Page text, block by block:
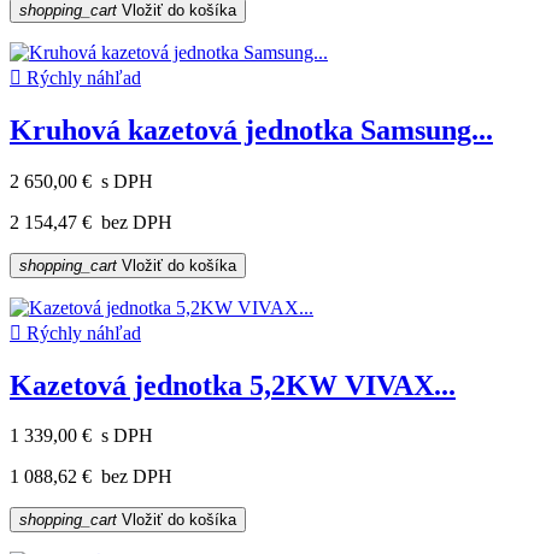
shopping_cart Vložiť do košíka
 Rýchly náhľad
Kruhová kazetová jednotka Samsung...
2 650,00 € s DPH
2 154,47 € bez DPH
shopping_cart Vložiť do košíka
 Rýchly náhľad
Kazetová jednotka 5,2KW VIVAX...
1 339,00 € s DPH
1 088,62 € bez DPH
shopping_cart Vložiť do košíka